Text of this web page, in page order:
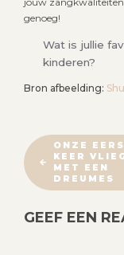
genoeg!
Wat is jullie
kinderen?
Bron afbeelding:
B
E
R
C
ONZE
KEER
MET EEN
DREUMES
GEEF EEN